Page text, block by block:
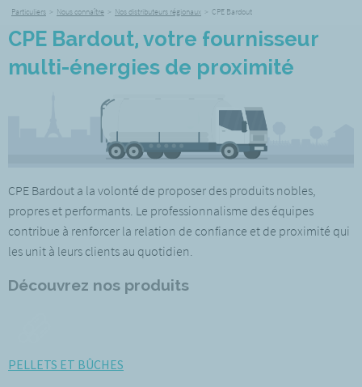
Particuliers > Nous connaître > Nos distributeurs régionaux > CPE Bardout
CPE Bardout, votre fournisseur
multi-énergies de proximité
CPE Bardout a la volonté de proposer des produits nobles,
propres et performants. Le professionnalisme des équipes
contribue à renforcer la relation de confiance et de proximité qui
les unit à leurs clients au quotidien.
Découvrez nos produits
PELLETS ET BÛCHES